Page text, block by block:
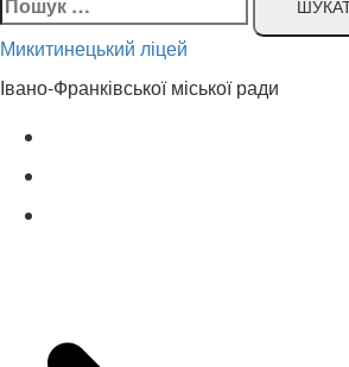
Микитинецький ліцей
Івано-Франківської міської ради